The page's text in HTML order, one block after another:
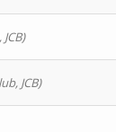
JCB)